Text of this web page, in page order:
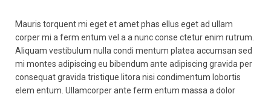
Mauris torquent mi eget et amet phas ellus eget ad ullam
corper mi a ferm entum vel a a nunc conse ctetur enim rutrum.
Aliquam vestibulum nulla condi mentum platea accumsan sed
mi montes adipiscing eu bibendum ante adipiscing gravida per
consequat gravida tristique litora nisi condimentum lobortis
elem entum. Ullamcorper ante ferm entum massa a dolor